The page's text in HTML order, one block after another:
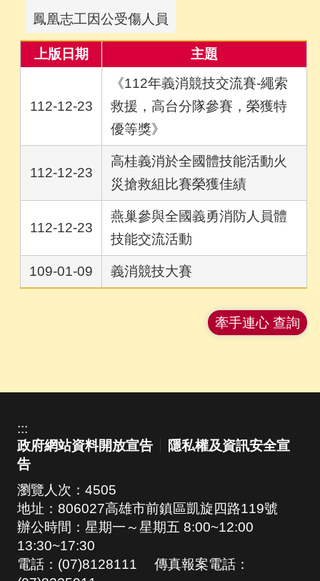
鳳凰志工因公受傷人員
上版日期 主題
112-12-23
《112年義消競技交流賽-繩索
救援，高台分隊參賽，榮獲特
優等獎》
112-12-23
高桂義消於全國體技能活動火
災搶救組比賽榮獲佳績
112-12-23
燕巢參與全國義勇消防人員體
技能交流活動
109-01-09 義消競技大賽
牽手連心 查詢
:::
政府網站資料開放宣告
隱私權及資訊安全宣
告
瀏覽人次： 4505
地址：806027高雄市前鎮區凱旋四路119號
辦公時間：星期一～星期五 8:00~12:00
13:30~17:30
電話：(07)8128111 傳真報案電話：